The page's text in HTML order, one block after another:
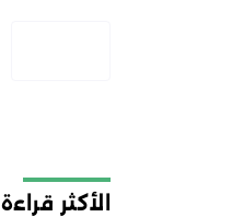
الأكثر قراءة